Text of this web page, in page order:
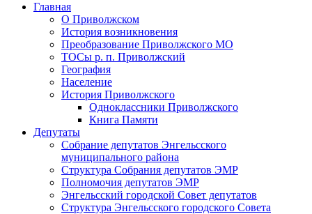
Главная
О Приволжском
История возникновения
Преобразование Приволжского МО
ТОСы р. п. Приволжский
География
Население
История Приволжского
Одноклассники Приволжского
Книга Памяти
Депутаты
Собрание депутатов Энгельсского
муниципального района
Структура Собрания депутатов ЭМР
Полномочия депутатов ЭМР
Энгельсский городской Совет депутатов
Структура Энгельсского городского Совета